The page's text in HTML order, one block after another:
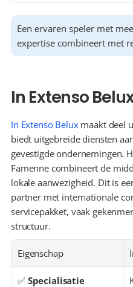
Een ervaren speler met
expertise combineert met
In Extenso
In Extenso Belux maakt deel
biedt uitgebreide diensten
gevestigde ondernemingen.
Famenne combineert de
lokale aanwezigheid. Dit is
partner met internationale
servicepakket, vaak
structuur.
Eigenschap
✅ Specialisatie